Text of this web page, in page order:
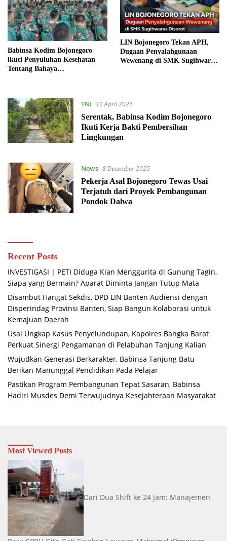
Babinsa Kodim Bojonegoro
ikuti Penyuluhan Kesehatan
Tentang Bahaya
LIN Bojonegoro Tekan APH,
Dugaan Penyalahgunaan
Wewenang di SMK Sugihwaras
TNI
10 April 2026
Serentak, Babinsa Kodim Bojonegoro
Ikuti Kerja Bakti Pembersihan
Lingkungan
News 8 December 2025
Pekerja Asal Bojonegoro Tewas Usai
Terjatuh dari Proyek Pembangunan
Pondok Dalwa
Recent Posts
INVESTIGASI | PETI Diduga Kian Menggurita di Gunung Tagin,
Siapa yang Bermain? Aparat Diminta Jangan Tutup Mata
Disambut Hangat Sekdis, DPD LIN Banten Audiensi dengan
Disperindag Provinsi Banten, Siap Bangun Kolaborasi untuk
Kemajuan Daerah
Usai Ungkap Kasus Penyelundupan, Kapolres Bangka Barat
Perkuat Sinergi Pengamanan di Pelabuhan Tanjung Kalian
Wujudkan Generasi Berkarakter, Babinsa Tanjung Batu
Berikan Manunggal Pendidikan Pada Pelajar
Pastikan Program Pembangunan Tepat Sasaran, Babinsa
Hadiri Musdes Demi Terwujudnya Kesejahteraan Masyarakat
Most Viewed Posts
Dari Dua Shift ke 24 Jam: Manajemen